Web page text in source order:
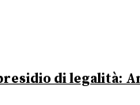
di legalità: